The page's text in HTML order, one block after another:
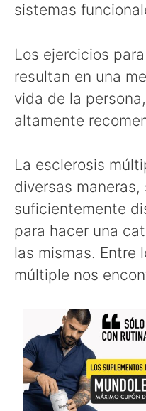
sistemas
Los ejercicios
resultan en una
vida de la
altamente
La esclerosis
diversas maneras,
suficientemente
para hacer una
las mismas. Entre
múltiple nos